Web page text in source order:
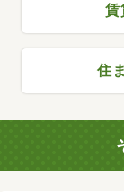
賃
住